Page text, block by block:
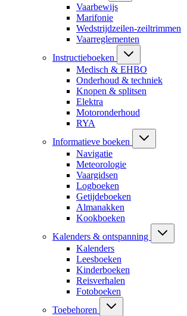
Vaarbewijs
Marifonie
Wedstrijdzeilen-zeiltrimmen
Vaarreglementen
Instructieboeken
Medisch & EHBO
Onderhoud & techniek
Knopen & splitsen
Elektra
Motoronderhoud
RYA
Informatieve boeken
Navigatie
Meteorologie
Vaargidsen
Logboeken
Getijdeboeken
Almanakken
Kookboeken
Kalenders & ontspanning
Kalenders
Leesboeken
Kinderboeken
Reisverhalen
Fotoboeken
Toebehoren